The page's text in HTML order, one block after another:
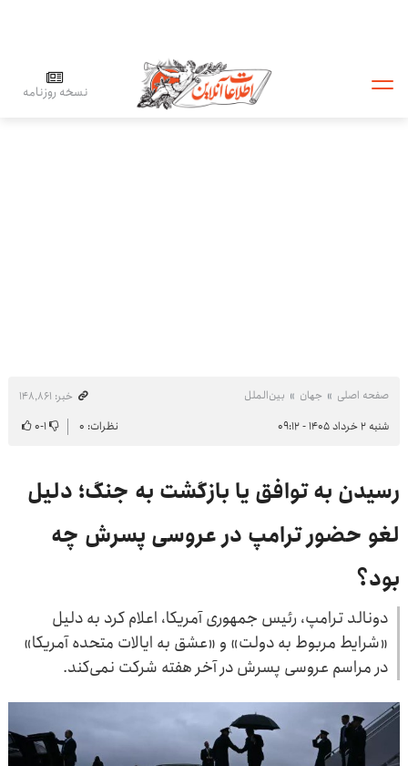
نسخه روزنامه
صفحه اصلی جهان بین‌الملل
خبر: ۱۴۸٬۸۶۱
شنبه ۲ خرداد ۱۴۰۵ - ۰۹:۱۲
نظرات: ۰ ۱-۰
رسیدن به توافق یا بازگشت به جنگ؛ دلیل
لغو حضور ترامپ در عروسی پسرش چه
بود؟
دونالد ترامپ، رئیس جمهوری آمریکا، اعلام کرد به دلیل
«شرایط مربوط به دولت» و «عشق به ایالات متحده آمریکا»
در مراسم عروسی پسرش در آخر هفته شرکت نمی‌کند.